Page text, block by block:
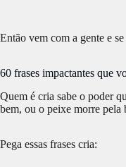
Então vem com a gente e se
60 frases impactantes que
Quem é cria sabe o poder
bem, ou o peixe morre pela
Pega essas frases cria: